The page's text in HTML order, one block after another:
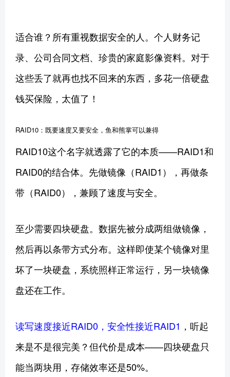
适合谁？所有重视数据安全的人。个人财务记
录、公司合同文档、珍贵的家庭影像资料。对于
这些丢了就再也找不回来的东西，多花一倍硬盘
钱买保险，太值了！
RAID10：既要速度又要安全，鱼和熊掌可以兼得
RAID10这个名字就透露了它的本质——RAID1和
RAID0的结合体。先做镜像（RAID1），再做条
带（RAID0），兼顾了速度与安全。
至少需要四块硬盘。数据先被分成两组做镜像，
然后再以条带方式分布。这样即使某个镜像对里
坏了一块硬盘，系统照样正常运行，另一块镜像
盘还在工作。
读写速度接近RAID0，安全性接近RAID1 ，听起
来是不是很完美？但代价是成本——四块硬盘只
能当两块用，存储效率还是50%。